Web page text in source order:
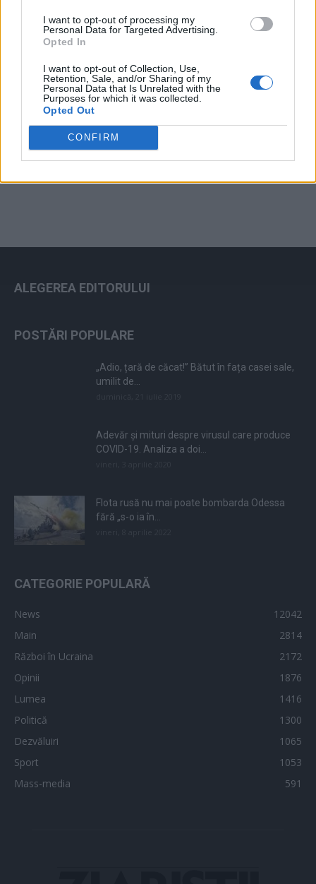
I want to opt-out of processing my
Personal Data for Targeted Advertising.
Opted In
I want to opt-out of Collection, Use,
Retention, Sale, and/or Sharing of my
Personal Data that Is Unrelated with the
Purposes for which it was collected.
Opted Out
CONFIRM
ad
ALEGEREA EDITORULUI
POSTĂRI POPULARE
„Adio, țară de căcat!” Bătut în fața casei sale,
umilit de...
Adevăr și mituri despre virusul care produce
COVID-19. Analiza a doi...
Flota rusă nu mai poate bombarda Odessa
fără „s-o ia în...
CATEGORIE POPULARĂ
News
12042
Main
2814
Război în Ucraina
2172
Opinii
1876
Lumea
1416
Politică
1300
Dezvăluiri
1065
Sport
1053
Mass-media
591